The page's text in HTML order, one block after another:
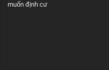
muốn định cư